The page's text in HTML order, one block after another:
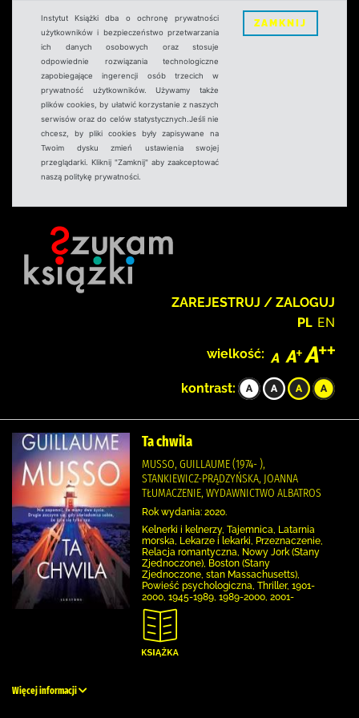
Instytut Książki dba o ochronę prywatności
użytkowników i bezpieczeństwo przetwarzania
ich danych osobowych oraz stosuje
odpowiednie rozwiązania technologiczne
zapobiegające ingerencji osób trzecich w
prywatność użytkowników. Używamy także
plików cookies, by ułatwić korzystanie z naszych
serwisów oraz do celów statystycznych.Jeśli nie
chcesz, by pliki cookies były zapisywane na
Twoim dysku zmień ustawienia swojej
przeglądarki. Kliknij "Zamknij" aby zaakceptować
naszą politykę prywatności.
ZAMKNIJ
ZAREJESTRUJ / ZALOGUJ
PL EN
wielkość:
kontrast:
Ta chwila
MUSSO, GUILLAUME (1974- ),
STANKIEWICZ-PRĄDZYŃSKA, JOANNA
TŁUMACZENIE, WYDAWNICTWO ALBATROS
Rok wydania: 2020.
Kelnerki i kelnerzy, Tajemnica, Latarnia
morska, Lekarze i lekarki, Przeznaczenie,
Relacja romantyczna, Nowy Jork (Stany
Zjednoczone), Boston (Stany
Zjednoczone, stan Massachusetts),
Powieść psychologiczna, Thriller, 1901-
2000, 1945-1989, 1989-2000, 2001-
Więcej informacji